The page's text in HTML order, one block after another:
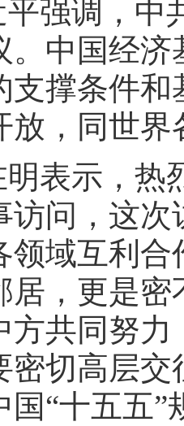
平强调，中
。中国经
支撑条件
放，同世
明表示，热
访问，这
领域互利
居，更是
方共同努
密切高层
国“十五五